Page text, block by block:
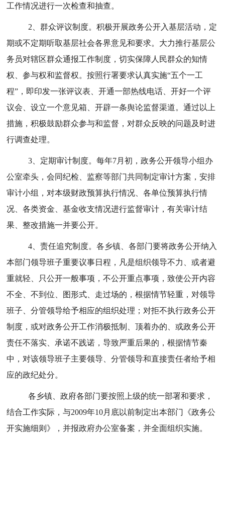
工作情况进行一次检查和抽查。
2、群众评议制度。积极开展政务公开入基层活动，定
期或不定期听取基层社会各界意见和要求。大力推行基层公
务员对辖区群众通报工作制度，切实保障人民群众的知情
权、参与权和监督权。按照行署要求认真实施“五个一工
程”，即印发一张评议表、开通一部热线电话、开好一个评
议会、设立一个意见箱、开辟一条舆论监督渠道。通过以上
措施，积极鼓励群众参与和监督，对群众反映的问题及时进
行调查处理。
3、定期审计制度。每年7月初，政务公开领导小组办
公室牵头，会同纪检、监察等部门共同制定审计方案，安排
审计小组，对本级财政预算执行情况、各单位预算执行情
况、各类资金、基金收支情况进行监督审计，有关审计结
果、整改措施一并要公开。
4、责任追究制度。各乡镇、各部门要将政务公开纳入
本部门领导班子重要议事日程，凡是组织领导不力、或者避
重就轻、只公开一般事项，不公开重点事项，致使公开内容
不全、不到位、图形式、走过场的，根据情节轻重，对领导
班子、分管领导给予相应的组织处理；对拒不执行政务公开
制度，或对政务公开工作消极抵制、顶着办的、或政务公开
责任不落实、承诺不践诺，导致严重后果的，根据情节秦
中，对该领导班子主要领导、分管领导和直接责任者给予相
应的政纪处分。
各乡镇、政府各部门要按照上级的统一部署和要求，
结合工作实际，与2009年10月底以前制定出本部门《政务公
开实施细则》，并报政府办公室备案，并全面组织实施。